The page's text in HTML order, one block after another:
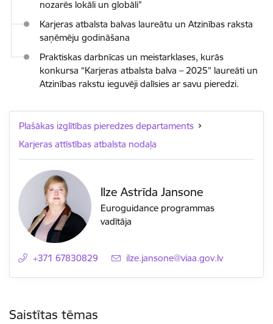
nozarēs lokāli un globāli”
Karjeras atbalsta balvas laureātu un Atzinības raksta
saņēmēju godināšana
Praktiskas darbnīcas un meistarklases, kurās
konkursa “Karjeras atbalsta balva – 2025” laureāti un
Atzinības rakstu ieguvēji dalīsies ar savu pieredzi.
Plašākas izglītības pieredzes departaments
Karjeras attīstības atbalsta nodaļa
Ilze Astrīda Jansone
Euroguidance programmas
vadītāja
+371 67830829 E-pasts:
ilze.jansone@viaa.gov.lv
Saistītas tēmas